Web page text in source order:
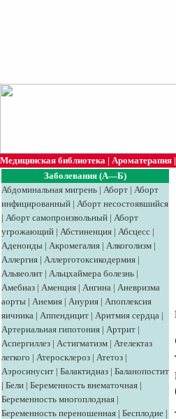
Медицинская библиотека | Ароматерапия |
Заболевания (А—Б)
Абдоминальная мигрень | Аборт | Аборт
инфицированный | Аборт несостоявшийся
| Аборт самопроизвольный | Аборт
угрожающий | Абстиненция | Абсцесс |
Аденоиды | Акромегалия | Алкоголизм |
Аллергия | Аллерготоксикодермия |
Альвеолит | Альцхаймера болезнь |
Амебиаз | Аменция | Ангина | Аневризма
аорты | Анемия | Анурия | Апоплексия
яичника | Аппендицит | Аритмия сердца |
Артериальная гипотония | Артрит |
Аспергиллез | Астигматизм | Ателектаз
легкого | Атеросклероз | Атетоз |
Аэросинусит | Балактидиаз | Баланопостит
| Бели | Беременность внематочная |
Беременность многоплодная |
Беременность переношенная | Бесплодие |